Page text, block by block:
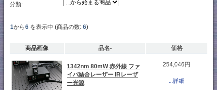
分類:
1から6 を表示中 (商品の数: 6)
商品画像 品名- 価格
1342nm 80mW 赤外線 ファ
イバ結合レーザー IRレーザ
ー光源
254,046円
...詳細